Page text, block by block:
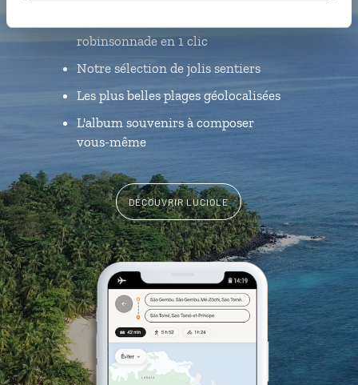
robinsonnade en 1 clic
Notre sélection de jolis sentiers
Les plus belles plages géolocalisées
L'album souvenirs à composer
vous-même
DÉCOUVRIR LUCIOLE